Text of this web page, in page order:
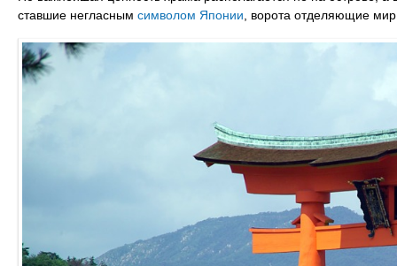
ставшие негласным символом Японии , ворота отделяющие